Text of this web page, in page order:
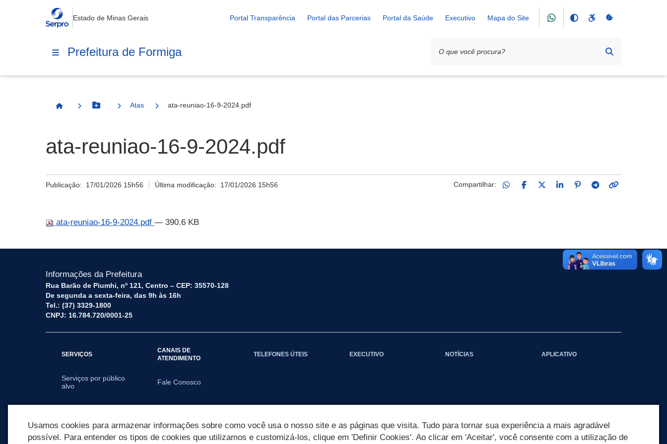
Estado de Minas Gerais Portal Transparência Portal das Parcerias Portal da Saúde Executivo Mapa do Site
Prefeitura de Formiga
Página InicialBotão Menu
Atas ata-reuniao-16-9-2024.pdf
ata-reuniao-16-9-2024.pdf
Publicação: 17/01/2026 15h56 Última modificação: 17/01/2026 15h56 Compartilhar:
ata-reuniao-16-9-2024.pdf — 390.6 KB
Informações da Prefeitura
Rua Barão de Piumhi, nº 121, Centro – CEP: 35570-128
De segunda a sexta-feira, das 9h às 16h
Tel.: (37) 3329-1800
CNPJ: 16.784.720/0001-25
SERVIÇOS
Serviços por público
alvo
CANAIS DE
ATENDIMENTO
Fale Conosco
TELEFONES ÚTEIS EXECUTIVO NOTÍCIAS APLICATIVO
Usamos cookies para armazenar informações sobre como você usa o nosso site e as páginas que visita. Tudo para tornar sua experiência a mais agradável
possível. Para entender os tipos de cookies que utilizamos e customizá-los, clique em 'Definir Cookies'. Ao clicar em 'Aceitar', você consente com a utilização de